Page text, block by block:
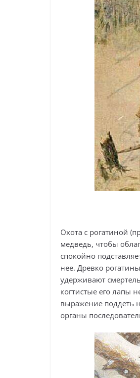
Охота с рогатиной
медведь, чтобы
спокойно
нее. Древко
удерживают
когтистые его лапы
выражение поддеть
органы